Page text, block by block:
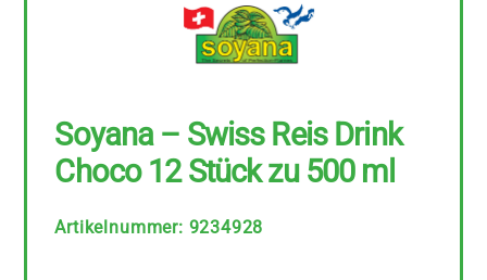
Soyana – Swiss Reis Drink
Choco 12 Stück zu 500 ml
Artikelnummer: 9234928